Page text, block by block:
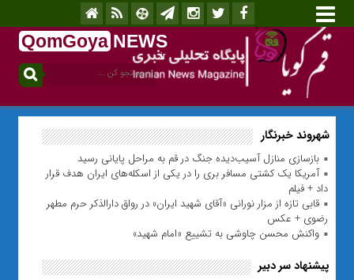
QomGoya NEWS
.ir
شهروند خبرنگار
بازسازی منازل آسیب‌دیده جنگ در قم به مراحل پایانی رسید
آمریکا یک کشتی مسافر بری را در یکی از اسکله‌های ایران هدف قرار
داد + فیلم
قابی تازه از مزار نورانی «آقای شهید ایران» در رواق دارالذکر حرم مطهر
رضوی + عکس
واکنش محسن چاوشی به تشییع «امام شهید»
پیشنهاد سر دبیر